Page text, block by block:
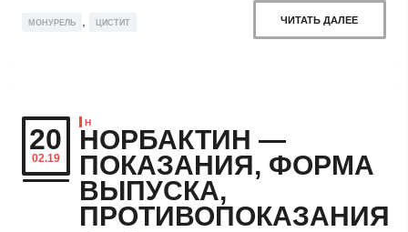
МОНУРЕЛЬ ЦИСТИТ ЧИТАТЬ ДАЛЕЕ
20
02.19
Н
НОРБАКТИН —
ПОКАЗАНИЯ, ФОРМА
ВЫПУСКА,
ПРОТИВОПОКАЗАНИЯ